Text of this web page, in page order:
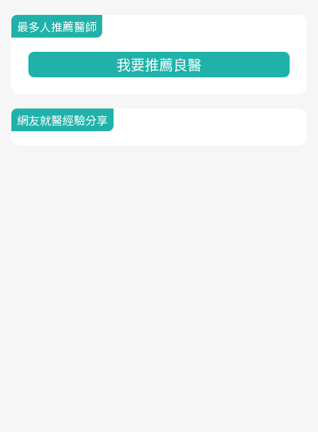
最多人推薦醫師
我要推薦良醫
網友就醫經驗分享